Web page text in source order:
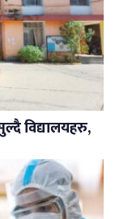
विद्यालयहरु,